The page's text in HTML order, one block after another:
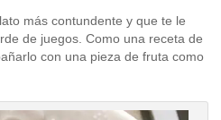
más contundente y que te le
de juegos. Como una receta de
con una pieza de fruta como